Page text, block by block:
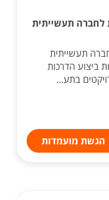
תעשייתית
תעשייתית
הבטיחות ביצוע הדרכות
הגשת מועמדות